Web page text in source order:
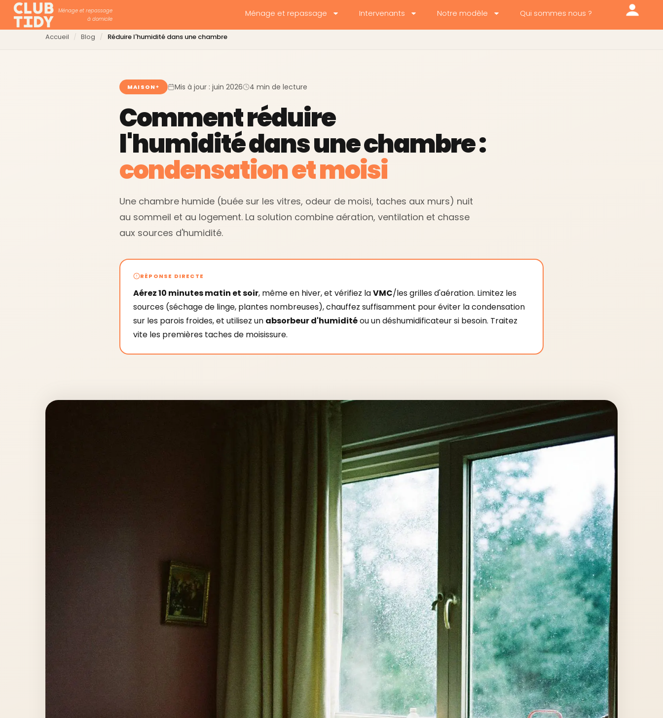
Ménage et repassage
à domicile
Ménage et repassage Intervenants Notre modèle Qui sommes nous ?
Accueil Blog Réduire l'humidité dans une chambre
MAISON Mis à jour : juin 2026 4 min de lecture
Comment réduire
l'humidité dans une chambre :
condensation et moisi
Une chambre humide (buée sur les vitres, odeur de moisi, taches aux murs) nuit
au sommeil et au logement. La solution combine aération, ventilation et chasse
aux sources d'humidité.
RÉPONSE DIRECTE
Aérez 10 minutes matin et soir, même en hiver, et vérifiez laVMC/les grilles d'aération. Limitez les
sources (séchage de linge, plantes nombreuses), chauffez suffisamment pour éviter la condensation
sur les parois froides, et utilisez un absorbeur d'humiditéou un déshumidificateur si besoin. Traitez
vite les premières taches de moisissure.